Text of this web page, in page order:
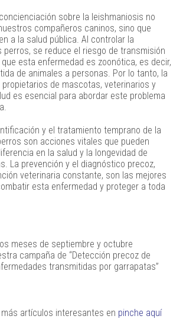
sobre la leishmaniosis no
compañeros caninos, sino que
a la salud pública. Al controlar la
perros, se reduce el riesgo de transmisión
esta enfermedad es zoonótica, es decir,
de animales a personas. Por lo tanto, la
de mascotas, veterinarios y
es esencial para abordar este problema
y el tratamiento temprano de la
son acciones vitales que pueden
en la salud y la longevidad de
La prevención y el diagnóstico precoz,
veterinaria constante, son las mejores
esta enfermedad y proteger a toda
meses de septiembre y octubre
campaña de “Detección precoz de
transmitidas por garrapatas”
artículos interesantes en pinche aquí